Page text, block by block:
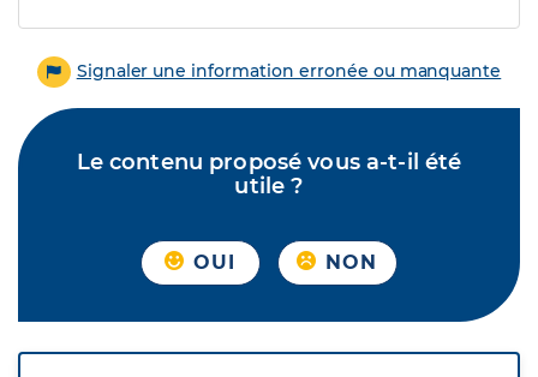
Signaler une information erronée ou manquante
Le contenu proposé vous a-t-il été
utile ?
OUI NON